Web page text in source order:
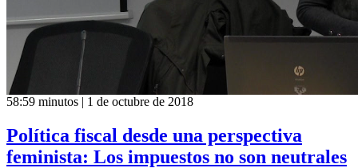
58:59 minutos | 1 de octubre de 2018
Política fiscal desde una perspectiva
feminista: Los impuestos no son neutrales